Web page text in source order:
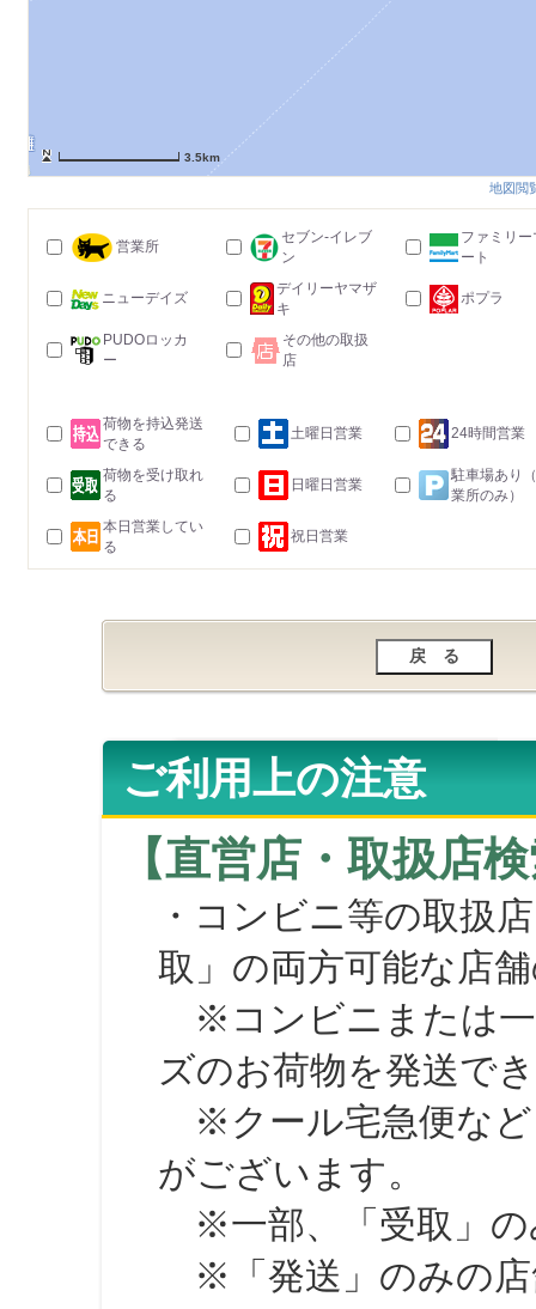
3.5km
地図閲
営業所
セブン-イレブ
ン
ファミリー
ート
ニューデイズ
デイリーヤマザ
キ
ポプラ
PUDOロッカ
ー
その他の取扱
店
荷物を持込発送
できる
土曜日営業 24時間営業
荷物を受け取れ
る
日曜日営業
駐車場あり
業所のみ）
本日営業してい
る
祝日営業
ご利用上の注意
【直営店・取扱店
・コンビニ等の取扱
取」の両方可能な店
※コンビニまたは一
ズのお荷物を発送で
※クール宅急便など
がございます。
※一部、「受取」の
※「発送」のみの店